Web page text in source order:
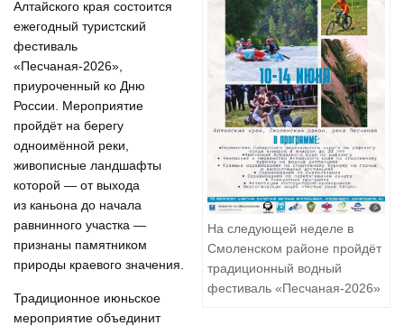
На следующей неделе в
Смоленском районе пройдёт
традиционный водный
фестиваль «Песчаная-2026»
Алтайского края состоится
ежегодный туристский
фестиваль
«Песчаная-2026»,
приуроченный ко Дню
России. Мероприятие
пройдёт на берегу
одноимённой реки,
живописные ландшафты
которой — от выхода
из каньона до начала
равнинного участка —
признаны памятником
природы краевого значения.
Традиционное июньское
мероприятие объединит